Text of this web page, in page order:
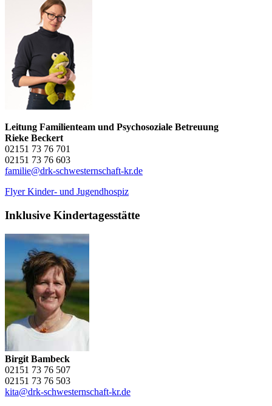
Leitung Familienteam und Psychosoziale Betreuung
Rieke Beckert
02151 73 76 701
02151 73 76 603
familie@drk-schwesternschaft-kr.de
Flyer Kinder- und Jugendhospiz
Inklusive Kindertagesstätte
Birgit Bambeck
02151 73 76 507
02151 73 76 503
kita@drk-schwesternschaft-kr.de